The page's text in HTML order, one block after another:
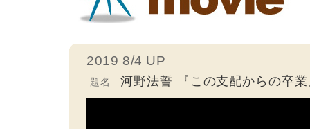
2019 8/4 UP
題名 河野法誓 『この支配からの卒業